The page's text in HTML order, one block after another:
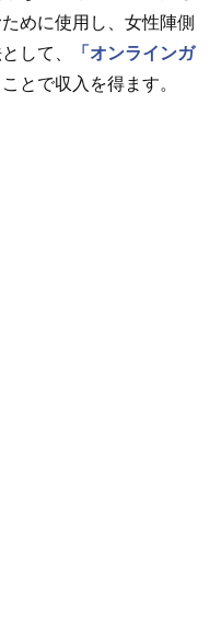
めに使用し、女性陣側
して、
「オンラインガ
とで収入を得ます。